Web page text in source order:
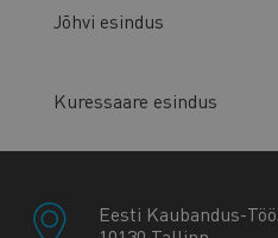
Jõhvi esindus
Kuressaare esindus
Eesti Kaubandus-